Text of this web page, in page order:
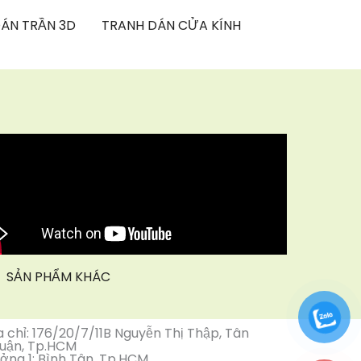
TRẦN 3D TRANH DÁN CỬA KÍNH
SẢN PHẨM KHÁC
chỉ: 176/20/7/11B Nguyễn Thị Thập, Tân
Tp.HCM